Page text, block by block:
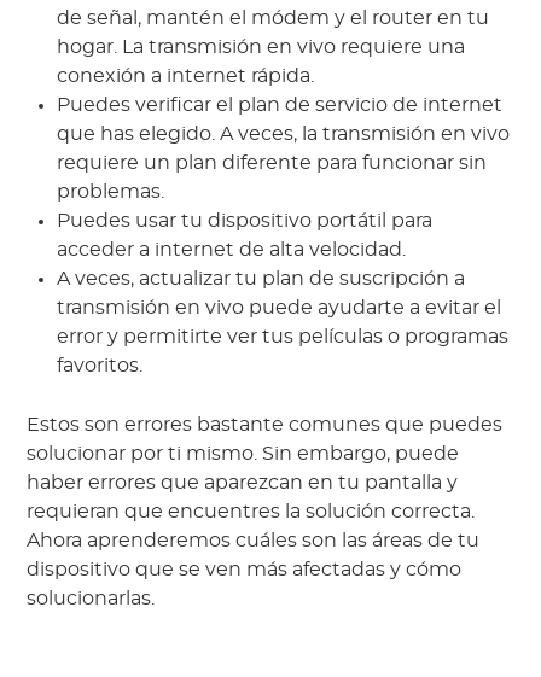
de señal, mantén el módem y el router en tu
hogar. La transmisión en vivo requiere una
conexión a internet rápida.
Puedes verificar el plan de servicio de internet
que has elegido. A veces, la transmisión en vivo
requiere un plan diferente para funcionar sin
problemas.
Puedes usar tu dispositivo portátil para
acceder a internet de alta velocidad.
A veces, actualizar tu plan de suscripción a
transmisión en vivo puede ayudarte a evitar el
error y permitirte ver tus películas o programas
favoritos.
Estos son errores bastante comunes que puedes
solucionar por ti mismo. Sin embargo, puede
haber errores que aparezcan en tu pantalla y
requieran que encuentres la solución correcta.
Ahora aprenderemos cuáles son las áreas de tu
dispositivo que se ven más afectadas y cómo
solucionarlas.